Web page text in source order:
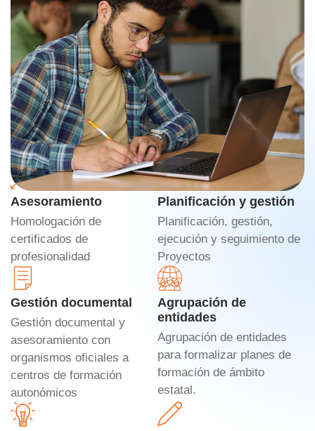
QUÉ OFRECEMOS
¿Eres un centro de
formación?
Te ofrecemos UNA SOLUCIÓN GLOBALpara tu
entidad o centro formativo.
Asesoramiento
Homologación de
certificados de
profesionalidad
Planificación y gestión
Planificación, gestión,
ejecución y seguimiento de
Proyectos
Gestión documental
Gestión documental y
asesoramiento con
organismos oficiales a
centros de formación
autonómicos
Agrupación de
entidades
Agrupación de entidades
para formalizar planes de
formación de ámbito
estatal.